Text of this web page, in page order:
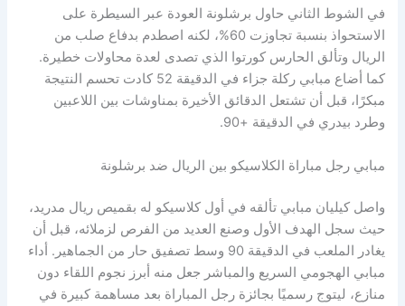
في الشوط الثاني حاول برشلونة العودة عبر السيطرة على
الاستحواذ بنسبة تجاوزت 60%، لكنه اصطدم بدفاع صلب من
الريال وتألق الحارس كورتوا الذي تصدى لعدة محاولات خطيرة.
كما أضاع مبابي ركلة جزاء في الدقيقة 52 كادت تحسم النتيجة
مبكرًا، قبل أن تشتعل الدقائق الأخيرة بمناوشات بين اللاعبين
وطرد بيدري في الدقيقة +90.
مبابي رجل مباراة الكلاسيكو بين الريال ضد برشلونة
واصل كيليان مبابي تألقه في أول كلاسيكو له بقميص ريال مدريد،
حيث سجل الهدف الأول وصنع العديد من الفرص لزملائه، قبل أن
يغادر الملعب في الدقيقة 90 وسط تصفيق حار من الجماهير. أداء
مبابي الهجومي السريع والمباشر جعل منه أبرز نجوم اللقاء دون
منازع، ليتوج رسميًا بجائزة رجل المباراة بعد مساهمة كبيرة في